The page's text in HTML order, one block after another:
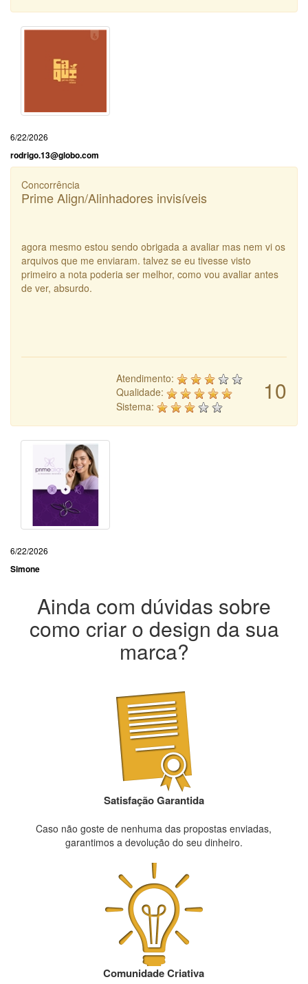
6/22/2026
rodrigo.13@globo.com
Concorrência
Prime Align/Alinhadores invisíveis
agora mesmo estou sendo obrigada a avaliar mas nem vi os
arquivos que me enviaram. talvez se eu tivesse visto
primeiro a nota poderia ser melhor, como vou avaliar antes
de ver, absurdo.
10
Atendimento:
Qualidade:
Sistema:
6/22/2026
Simone
Ainda com dúvidas sobre
como criar o design da sua
marca?
Satisfação Garantida
Caso não goste de nenhuma das propostas enviadas,
garantimos a devolução do seu dinheiro.
Comunidade Criativa